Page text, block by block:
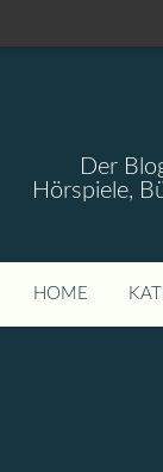
Der
Hörspiele,
HOME